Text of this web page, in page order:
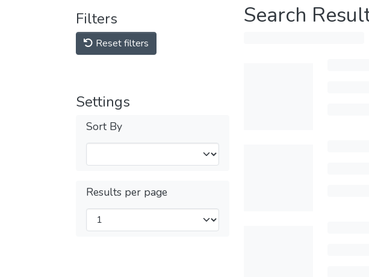
Filters
Reset filters
Settings
Sort By
Results per page
Search